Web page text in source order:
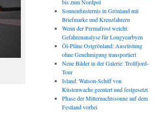
bis zum Nordpol
Sonnenfinsternis in Grönland mit
Briefmarke und Kreuzfahrern
Wenn der Permafrost weicht:
Gefahrenanalyse für Longyearbyen
Öl-Pläne Ostgrönland: Ausrüstung
ohne Genehmigung transportiert
Neue Bilder in der Galerie: Trollfjord-
Tour
Island: Watson-Schiff von
Küstenwache geentert und festgesetzt
Phase der Mitternachtssonne auf dem
Festland vorbei